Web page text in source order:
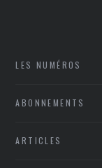
LES NUMÉROS
ABONNEMENTS
ARTICLES